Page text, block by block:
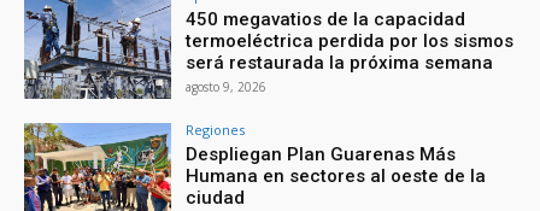
450 megavatios de la capacidad
termoeléctrica perdida por los sismos
será restaurada la próxima semana
agosto 9, 2026
Regiones
Despliegan Plan Guarenas Más
Humana en sectores al oeste de la
ciudad